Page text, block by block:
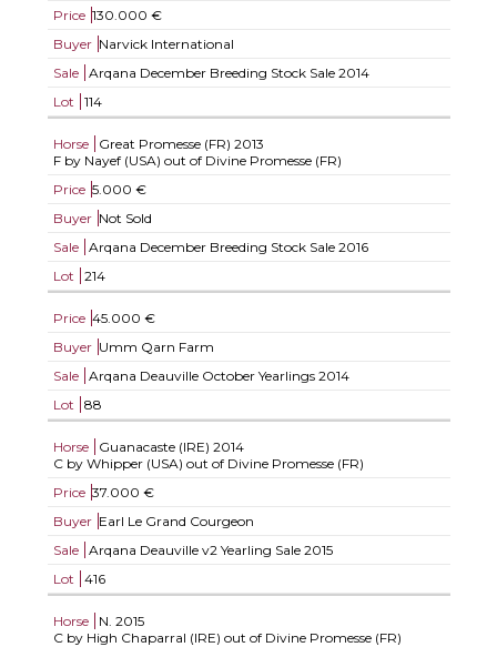
Price 130.000 €
Buyer Narvick International
Sale
Arqana December Breeding Stock Sale 2014
Lot
114
Horse Great Promesse (FR) 2013
F by Nayef (USA) out of Divine Promesse (FR)
Price 5.000 €
Buyer Not Sold
Sale
Arqana December Breeding Stock Sale 2016
Lot
214
Price 45.000 €
Buyer Umm Qarn Farm
Sale
Arqana Deauville October Yearlings 2014
Lot
88
Horse Guanacaste (IRE) 2014
C by Whipper (USA) out of Divine Promesse (FR)
Price 37.000 €
Buyer Earl Le Grand Courgeon
Sale
Arqana Deauville v2 Yearling Sale 2015
Lot
416
Horse N. 2015
C by High Chaparral (IRE) out of Divine Promesse (FR)